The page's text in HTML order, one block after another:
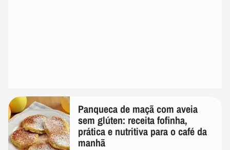
Panqueca de maçã com aveia
sem glúten: receita fofinha,
prática e nutritiva para o café da
manhã